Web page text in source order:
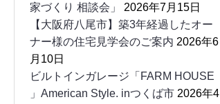
家づくり 相談会」
2026年7月15日
【大阪府八尾市】築3年経過したオー
ナー様の住宅見学会のご案内 2026年6
月10日
ビルトインガレージ「FARM HOUSE
」American Style. inつくば市 2026年4